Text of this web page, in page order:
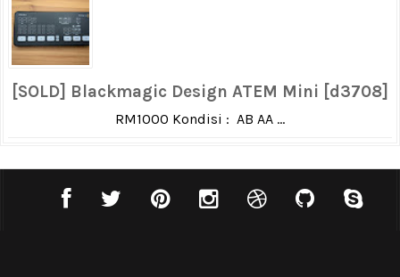
[SOLD] Blackmagic Design ATEM Mini [d3708]
RM1000 Kondisi : AB AA ...